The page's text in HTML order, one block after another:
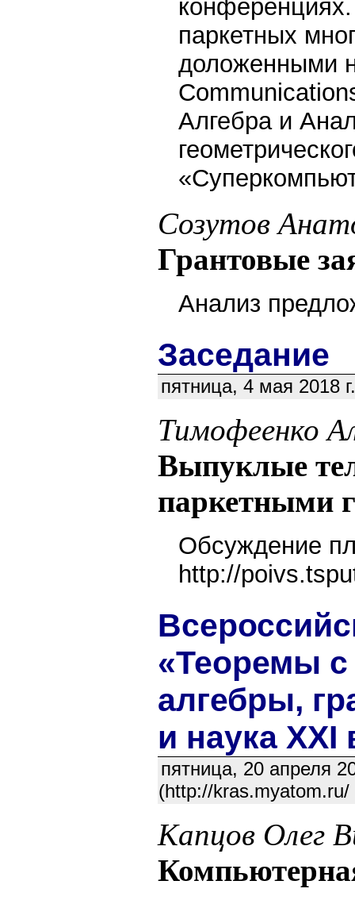
паркетных
доложенными
Алгебра и
Созутов
Грантовые
Анализ
Заседание
пятница, 4 мая 2018
Тимофеенко
Выпуклые
паркетными
Обсуждение
http://
«Теоремы
алгебры,
и наука XXI
пятница, 20 апреля
(http://kras.myatom.ru/
Капцов Олег